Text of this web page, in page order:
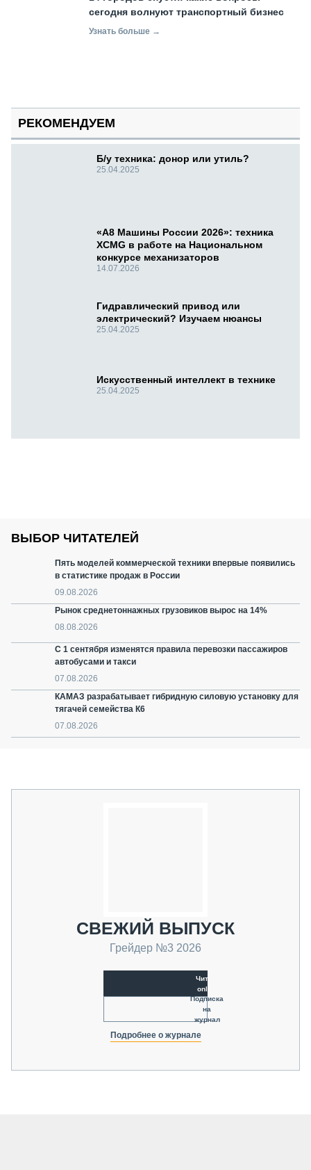
сегодня волнуют транспортный бизнес
Узнать больше →
РЕКОМЕНДУЕМ
Б/у техника: донор или утиль?
25.04.2025
«А8 Машины России 2026»: техника
XCMG в работе на Национальном
конкурсе механизаторов
14.07.2026
Гидравлический привод или
электрический? Изучаем нюансы
25.04.2025
Искусственный интеллект в технике
25.04.2025
ВЫБОР ЧИТАТЕЛЕЙ
Пять моделей коммерческой техники впервые появились
в статистике продаж в России
09.08.2026
Рынок среднетоннажных грузовиков вырос на 14%
08.08.2026
С 1 сентября изменятся правила перевозки пассажиров
автобусами и такси
07.08.2026
КАМАЗ разрабатывает гибридную силовую установку для
тягачей семейства К6
07.08.2026
СВЕЖИЙ ВЫПУСК
Грейдер №3 2026
Читать
online
Подписка
на
журнал
Подробнее о журнале